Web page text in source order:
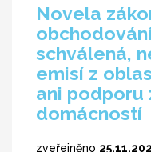
Novela
schválená,
emisí z
ani podporu
domácností
zveřejněno
Hledaný výraz